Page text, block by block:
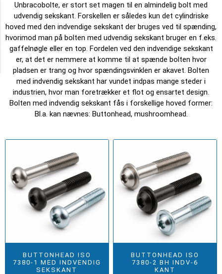
Unbracobolte, er stort set magen til en almindelig bolt med
udvendig sekskant. Forskellen er således kun det cylindriske
hoved med den indvendige sekskant der bruges ved til spænding,
hvorimod man på bolten med udvendig sekskant bruger en f.eks.
gaffelnøgle eller en top. Fordelen ved den indvendige sekskant
er, at det er nemmere at komme til at spænde bolten hvor
pladsen er trang og hvor spændingsvinklen er akavet. Bolten
med indvendig sekskant har vundet indpas mange steder i
industrien, hvor man foretrækker et flot og ensartet design.
Bolten med indvendig sekskant fås i forskellige hoved former:
Bl.a. kan nævnes: Buttonhead, mushroomhead.
BUTTONHEAD ISO
7380-1 MED INDVENDIG
SEKSKANT
BUTTONHEAD ISO
7380-2 BH INDV-6
KANT
Klasse
Type
Category